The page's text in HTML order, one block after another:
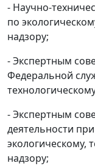
- Научно-
по
надзору;
- Экспертным
Федеральной
- Экспертным
деятельности
экологическому,
надзору;